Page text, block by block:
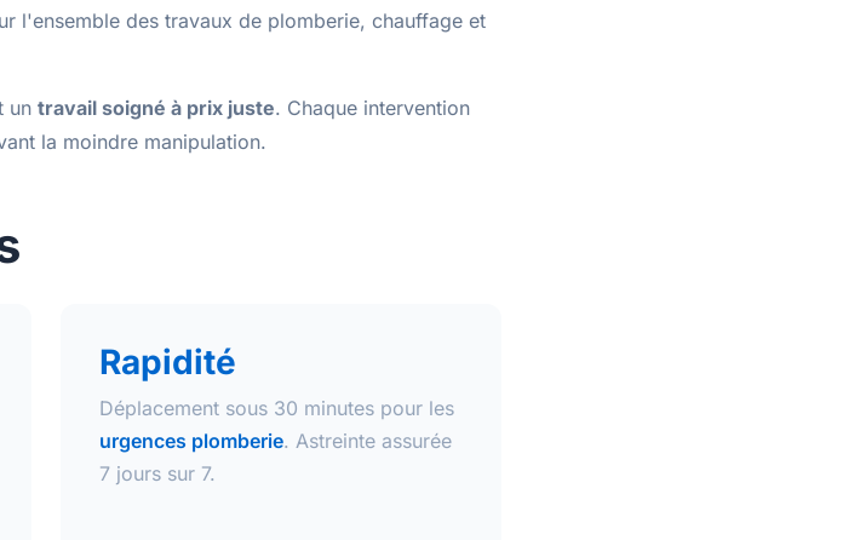
l'ensemble des travaux de plomberie, chauffage et
un travail soigné à prix juste. Chaque intervention
la moindre manipulation.
Rapidité
Déplacement sous 30 minutes pour les
urgences plomberie. Astreinte assurée
7 jours sur 7.